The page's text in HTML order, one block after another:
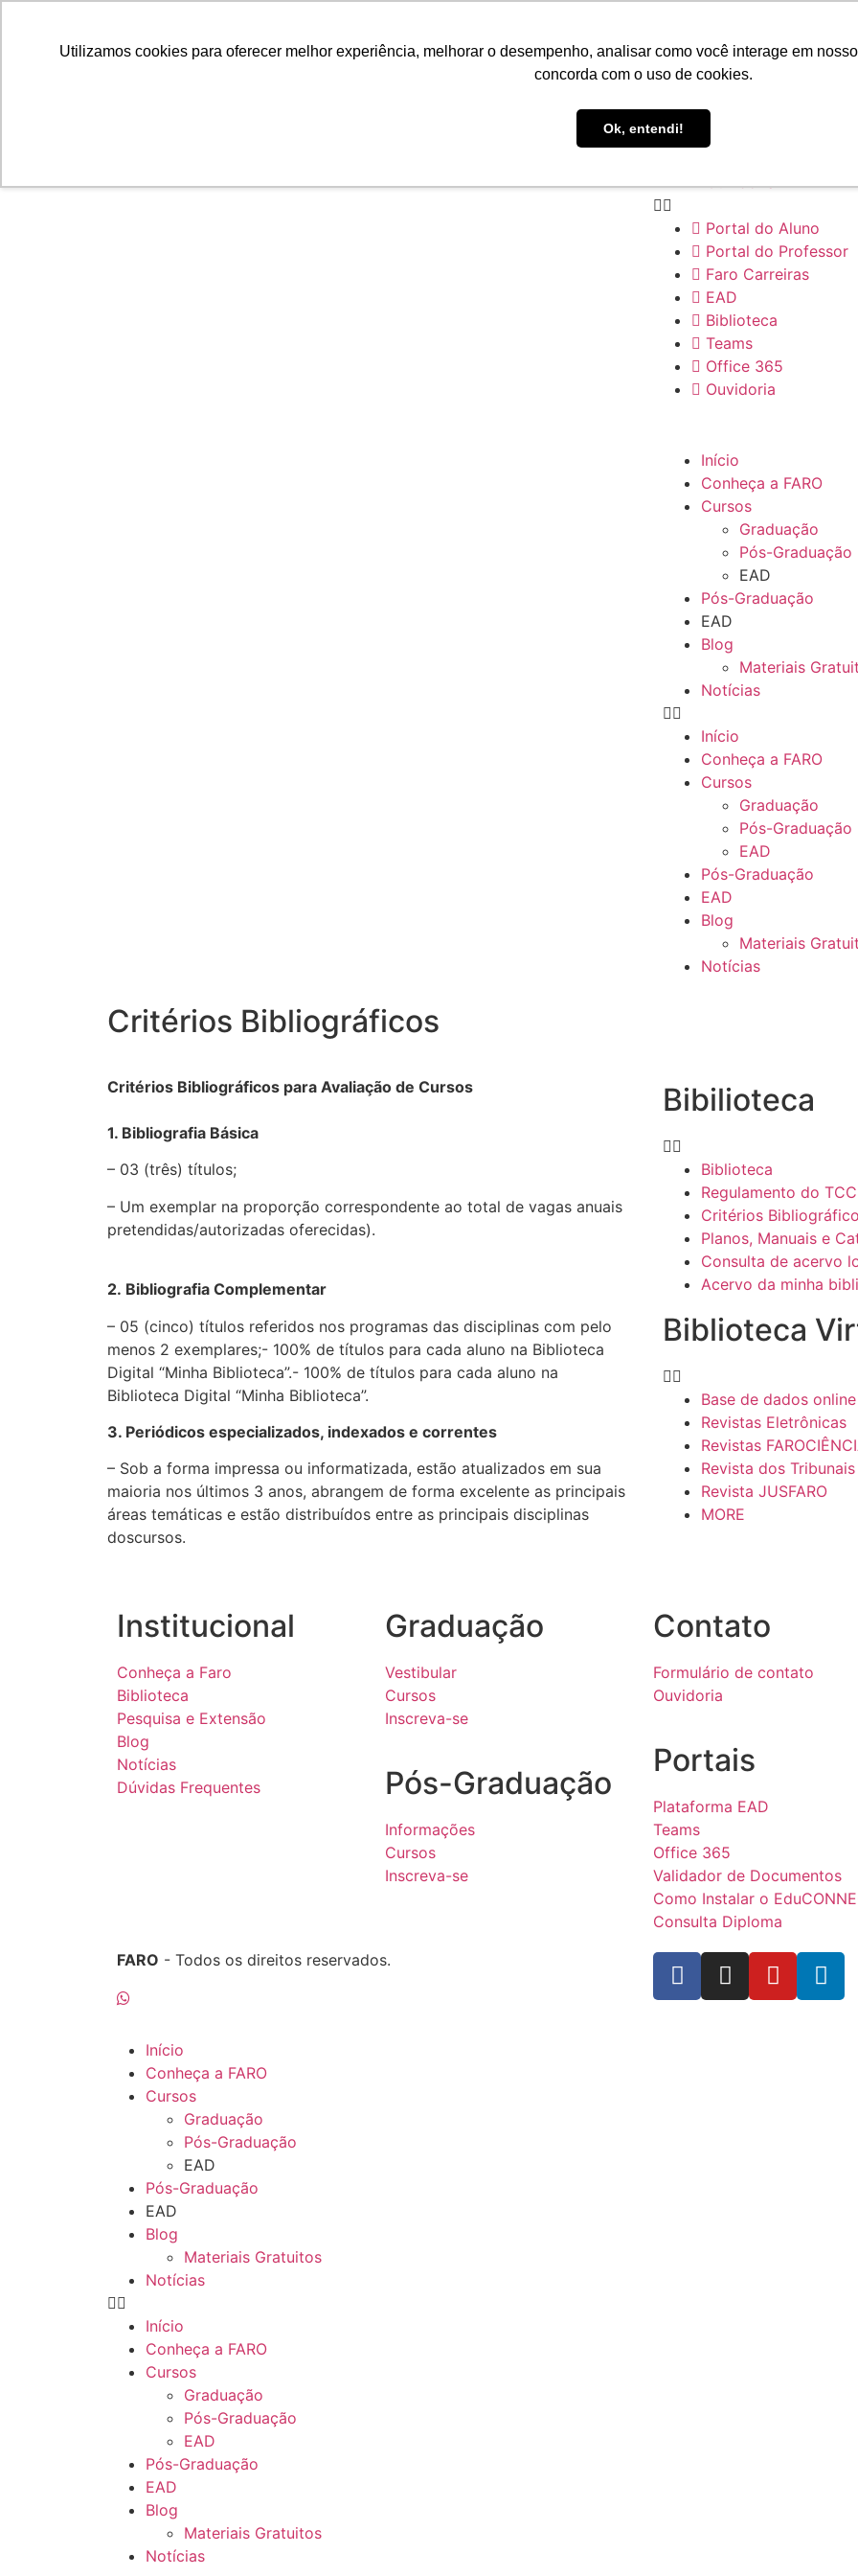
Utilizamos cookies para oferecer melhor experiência, melhorar o desempenho, analisar como você interage em
concorda com o uso de cookies.
Ok, entendi!
Portal do Professor
Faro Carreiras
Biblioteca
Ouvidoria
Portal do Aluno
Portal do Professor
Faro Carreiras
EAD
Biblioteca
Teams
Office 365
Ouvidoria
Início
Conheça a FARO
Cursos
Graduação
Pós-Graduação
EAD
Pós-Graduação
EAD
Blog
Materiais
Notícias
Início
Conheça a FARO
Cursos
Graduação
Pós-Graduação
EAD
Pós-Graduação
EAD
Blog
Materiais
Notícias
Critérios Bibliográficos
Critérios Bibliográficos para Avaliação de Cursos
1. Bibliografia Básica
– 03 (três) títulos;
– Um exemplar na proporção correspondente ao total de vagas anuais
pretendidas/autorizadas oferecidas).
2. Bibliografia Complementar
– 05 (cinco) títulos referidos nos programas das disciplinas com pelo
menos 2 exemplares;- 100% de títulos para cada aluno na Biblioteca
Digital “Minha Biblioteca”.- 100% de títulos para cada aluno na
Biblioteca Digital “Minha Biblioteca”.
3. Periódicos especializados, indexados e correntes
– Sob a forma impressa ou informatizada, estão atualizados em sua
maioria nos últimos 3 anos, abrangem de forma excelente as principais
áreas temáticas e estão distribuídos entre as principais disciplinas
doscursos.
Bibilioteca
Biblioteca
Regulamento do TCC
Critérios
Planos, Manuais e
Consulta de acervo
Acervo da minha
Biblioteca
Base de dados online
Revistas Eletrônicas
Revistas
Revista dos Tribunais
Revista JUSFARO
MORE
Institucional
Conheça a Faro
Biblioteca
Pesquisa e Extensão
Blog
Notícias
Dúvidas Frequentes
Graduação
Vestibular
Cursos
Inscreva-se
Pós-Graduação
Informações
Cursos
Inscreva-se
Contato
Formulário de contato
Ouvidoria
Portais
Plataforma EAD
Teams
Office 365
Validador de Documentos
Como Instalar o
Consulta Diploma
FARO - Todos os direitos reservados.
Início
Conheça a FARO
Cursos
Graduação
Pós-Graduação
EAD
Pós-Graduação
EAD
Blog
Materiais Gratuitos
Notícias
Início
Conheça a FARO
Cursos
Graduação
Pós-Graduação
EAD
Pós-Graduação
EAD
Blog
Materiais Gratuitos
Notícias